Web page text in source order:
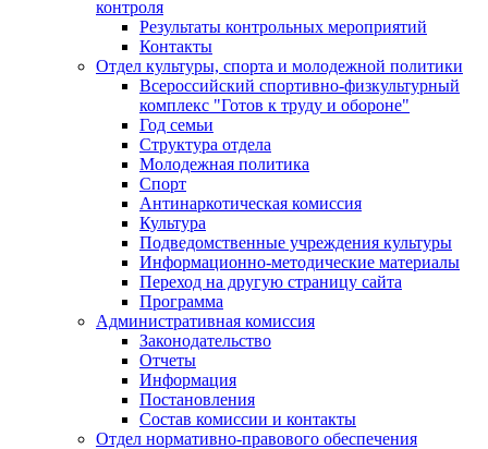
контроля
Результаты контрольных мероприятий
Контакты
Отдел культуры, спорта и молодежной политики
Всероссийский спортивно-физкультурный
комплекс "Готов к труду и обороне"
Год семьи
Структура отдела
Молодежная политика
Спорт
Антинаркотическая комиссия
Культура
Подведомственные учреждения культуры
Информационно-методические материалы
Переход на другую страницу сайта
Программа
Административная комиссия
Законодательство
Отчеты
Информация
Постановления
Состав комиссии и контакты
Отдел нормативно-правового обеспечения